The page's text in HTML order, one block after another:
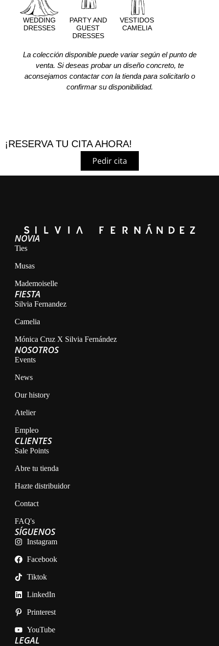
WEDDING
DRESSES
PARTY AND
GUEST
DRESSES
VESTIDOS
CAMELIA
La colección disponible puede variar según el punto de
venta. Si deseas probar un diseño concreto, te
aconsejamos contactar con la tienda para solicitarlo o
confirmar su disponibilidad.
¡RESERVA TU CITA AHORA!
Pedir cita
NOVIA
Ties
Musas
Mademoiselle
FIESTA
Silvia Fernandez
Camelia
Mónica Cruz X Silvia Fernández
NOSOTROS
Events
News
Our history
Atelier
Empleo
CLIENTES
Sale Points
Abre tu tienda
Hazte distribuidor
Contact
FAQ's
LEGAL
SÍGUENOS
Instagram
Facebook
Tiktok
LinkedIn
Printerest
YouTube